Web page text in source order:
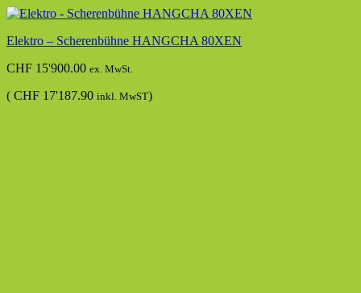
Elektro – Scherenbühne HANGCHA 80XEN
CHF 15'900.00 ex. MwSt.
( CHF 17'187.90 inkl. MwST)